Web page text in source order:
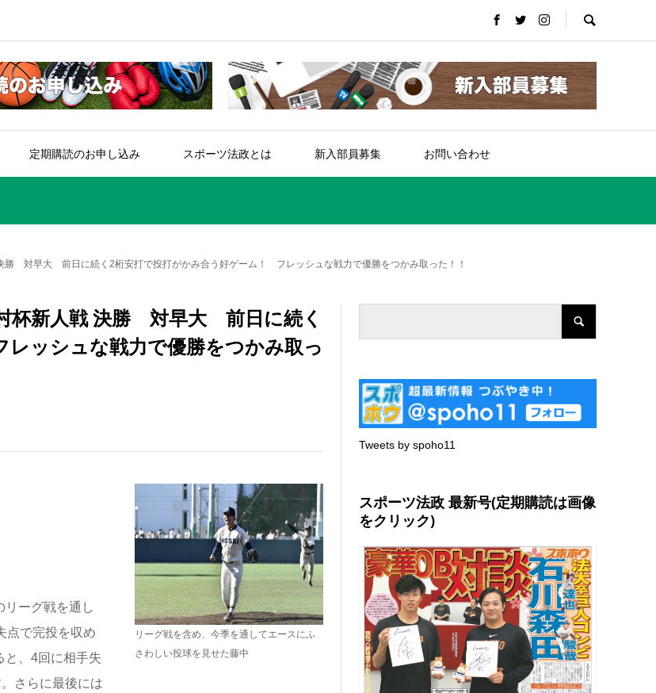
定期購読のお申し込み スポーツ法政とは 新入部員募集 お問い合わせ
勝 対早大 前日に続く2桁安打で投打がかみ合う好ゲーム！ フレッシュな戦力で優勝をつかみ取った！！
杯新人戦 決勝 対早大 前日に続く
ッシュな戦力で優勝をつかみ取っ
リーグ戦を通し
点で完投を収め
と、4回に相手失
さらに最後には
リーグ戦を含め、今季を通してエースにふ
さわしい投球を見せた藤中
Tweets by spoho11
スポーツ法政 最新号(定期購読は画像
をクリック)